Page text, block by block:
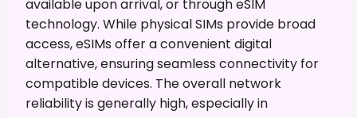
available upon arrival, or through eSIM
technology. While physical SIMs provide broad
access, eSIMs offer a convenient digital
alternative, ensuring seamless connectivity for
compatible devices. The overall network
reliability is generally high, especially in